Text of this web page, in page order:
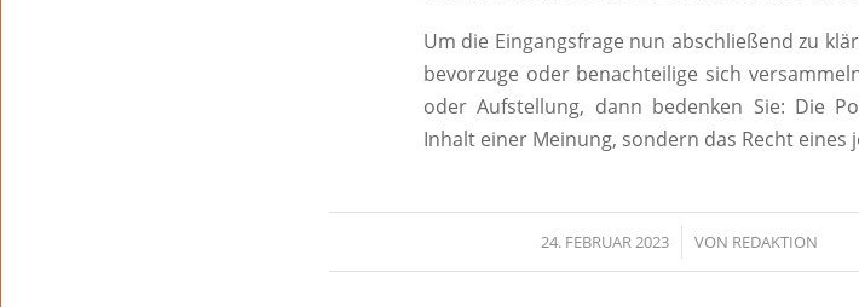
Um die Eingangsfrage nun abschließend zu
bevorzuge oder benachteilige sich
oder Aufstellung, dann bedenken Sie: Die
Inhalt einer Meinung, sondern das Recht eines
24. FEBRUAR 2023
/ VON REDAKTION